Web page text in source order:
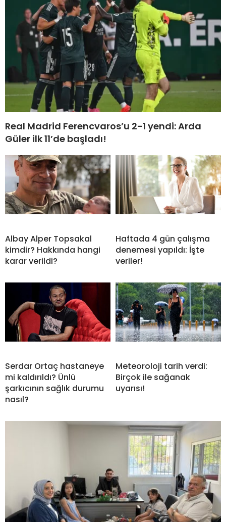
Real Madrid Ferencvaros’u 2-1 yendi: Arda
Güler ilk 11’de başladı!
Albay Alper Topsakal
kimdir? Hakkında hangi
karar verildi?
Haftada 4 gün çalışma
denemesi yapıldı: İşte
veriler!
Serdar Ortaç hastaneye
mi kaldırıldı? Ünlü
şarkıcının sağlık durumu
nasıl?
Meteoroloji tarih verdi:
Birçok ile sağanak
uyarısı!